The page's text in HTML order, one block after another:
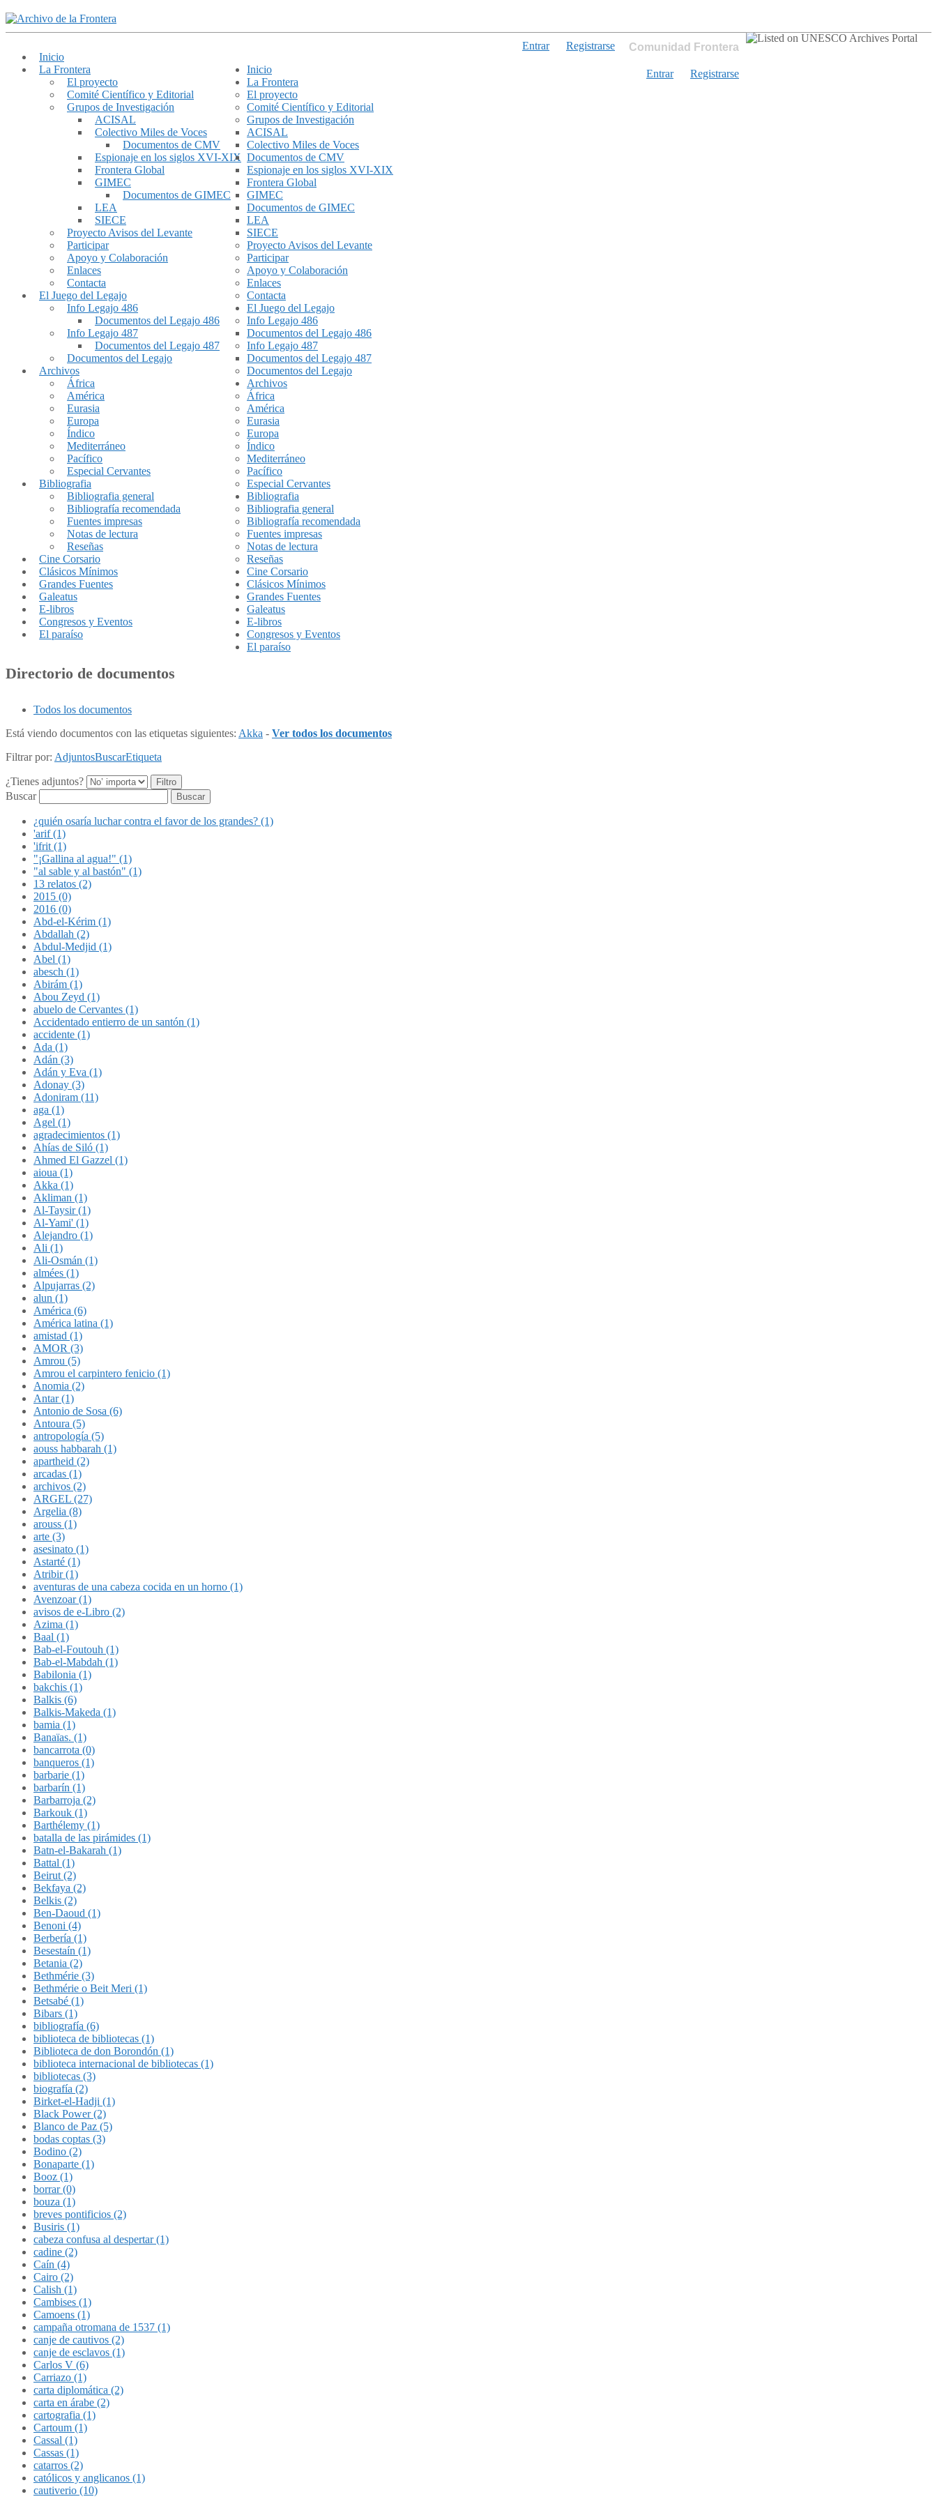
Comunidad Frontera
Entrar Registrarse
Inicio
La Frontera
El proyecto
Comité Científico y Editorial
Grupos de Investigación
ACISAL
Colectivo Miles de Voces
Documentos de CMV
Espionaje en los siglos XVI-XIX
Frontera Global
GIMEC
Documentos de GIMEC
LEA
SIECE
Proyecto Avisos del Levante
Participar
Apoyo y Colaboración
Enlaces
Contacta
El Juego del Legajo
Info Legajo 486
Documentos del Legajo 486
Info Legajo 487
Documentos del Legajo 487
Documentos del Legajo
Archivos
África
América
Eurasia
Europa
Índico
Mediterráneo
Pacífico
Especial Cervantes
Bibliografia
Bibliografia general
Bibliografía recomendada
Fuentes impresas
Notas de lectura
Reseñas
Cine Corsario
Clásicos Mínimos
Grandes Fuentes
Galeatus
E-libros
Congresos y Eventos
El paraíso
Entrar
Registrarse
Inicio
La Frontera
El proyecto
Comité Científico y Editorial
Grupos de Investigación
ACISAL
Colectivo Miles de Voces
Documentos de CMV
Espionaje en los siglos XVI-XIX
Frontera Global
GIMEC
Documentos de GIMEC
LEA
SIECE
Proyecto Avisos del Levante
Participar
Apoyo y Colaboración
Enlaces
Contacta
El Juego del Legajo
Info Legajo 486
Documentos del Legajo 486
Info Legajo 487
Documentos del Legajo 487
Documentos del Legajo
Archivos
África
América
Eurasia
Europa
Índico
Mediterráneo
Pacífico
Especial Cervantes
Bibliografia
Bibliografia general
Bibliografía recomendada
Fuentes impresas
Notas de lectura
Reseñas
Cine Corsario
Clásicos Mínimos
Grandes Fuentes
Galeatus
E-libros
Congresos y Eventos
El paraíso
Directorio de documentos
Todos los documentos
Está viendo documentos con las etiquetas siguientes: Akka - Ver todos los documentos
Filtrar por: AdjuntosBuscarEtiqueta
¿Tienes adjuntos?
Buscar
¿quién osaría luchar contra el favor de los grandes? (1)
'arif (1)
'ifrit (1)
"¡Gallina al agua!" (1)
"al sable y al bastón" (1)
13 relatos (2)
2015 (0)
2016 (0)
Abd-el-Kérim (1)
Abdallah (2)
Abdul-Medjid (1)
Abel (1)
abesch (1)
Abirám (1)
Abou Zeyd (1)
abuelo de Cervantes (1)
Accidentado entierro de un santón (1)
accidente (1)
Ada (1)
Adán (3)
Adán y Eva (1)
Adonay (3)
Adoniram (11)
aga (1)
Agel (1)
agradecimientos (1)
Ahías de Siló (1)
Ahmed El Gazzel (1)
aioua (1)
Akka (1)
Akliman (1)
Al-Taysir (1)
Al-Yami' (1)
Alejandro (1)
Ali (1)
Ali-Osmán (1)
almées (1)
Alpujarras (2)
alun (1)
América (6)
América latina (1)
amistad (1)
AMOR (3)
Amrou (5)
Amrou el carpintero fenicio (1)
Anomia (2)
Antar (1)
Antonio de Sosa (6)
Antoura (5)
antropología (5)
aouss habbarah (1)
apartheid (2)
arcadas (1)
archivos (2)
ARGEL (27)
Argelia (8)
arouss (1)
arte (3)
asesinato (1)
Astarté (1)
Atribir (1)
aventuras de una cabeza cocida en un horno (1)
Avenzoar (1)
avisos de e-Libro (2)
Azima (1)
Baal (1)
Bab-el-Foutouh (1)
Bab-el-Mabdah (1)
Babilonia (1)
bakchis (1)
Balkis (6)
Balkis-Makeda (1)
bamia (1)
Banaïas. (1)
bancarrota (0)
banqueros (1)
barbarie (1)
barbarín (1)
Barbarroja (2)
Barkouk (1)
Barthélemy (1)
batalla de las pirámides (1)
Batn-el-Bakarah (1)
Battal (1)
Beirut (2)
Bekfaya (2)
Belkis (2)
Ben-Daoud (1)
Benoni (4)
Berbería (1)
Besestaín (1)
Betania (2)
Bethmérie (3)
Bethmérie o Beit Meri (1)
Betsabé (1)
Bibars (1)
bibliografía (6)
biblioteca de bibliotecas (1)
Biblioteca de don Borondón (1)
biblioteca internacional de bibliotecas (1)
bibliotecas (3)
biografía (2)
Birket-el-Hadji (1)
Black Power (2)
Blanco de Paz (5)
bodas coptas (3)
Bodino (2)
Bonaparte (1)
Booz (1)
borrar (0)
bouza (1)
breves pontificios (2)
Busiris (1)
cabeza confusa al despertar (1)
cadine (2)
Caín (4)
Cairo (2)
Calish (1)
Cambises (1)
Camoens (1)
campaña otromana de 1537 (1)
canje de cautivos (2)
canje de esclavos (1)
Carlos V (6)
Carriazo (1)
carta diplomática (2)
carta en árabe (2)
cartografia (1)
Cartoum (1)
Cassal (1)
Cassas (1)
catarros (2)
católicos y anglicanos (1)
cautiverio (10)